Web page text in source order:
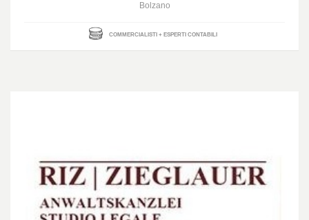
Bolzano
COMMERCIALISTI + ESPERTI CONTABILI